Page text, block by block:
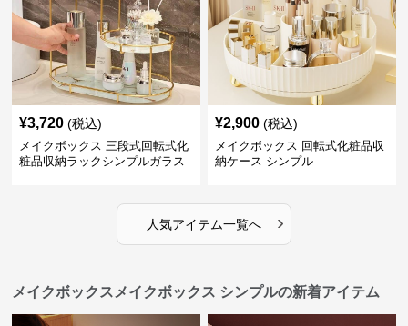
¥3,720 (税込)
メイクボックス 三段式回転式化
粧品収納ラックシンプルガラス
¥2,900 (税込)
メイクボックス 回転式化粧品収
納ケース シンプル
人気アイテム一覧へ ›
メイクボックスメイクボックス シンプルの新着アイテム